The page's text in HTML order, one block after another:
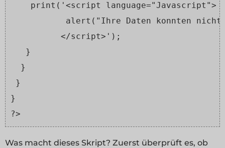
print('<script language="Javascript">
alert("Ihre Daten konnten nicht
</script>');
}
}
}
}
?>
Was macht dieses Skript? Zuerst überprüft es, ob